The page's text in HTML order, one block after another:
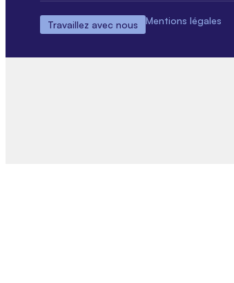
Travaillez avec nous Mentions légales